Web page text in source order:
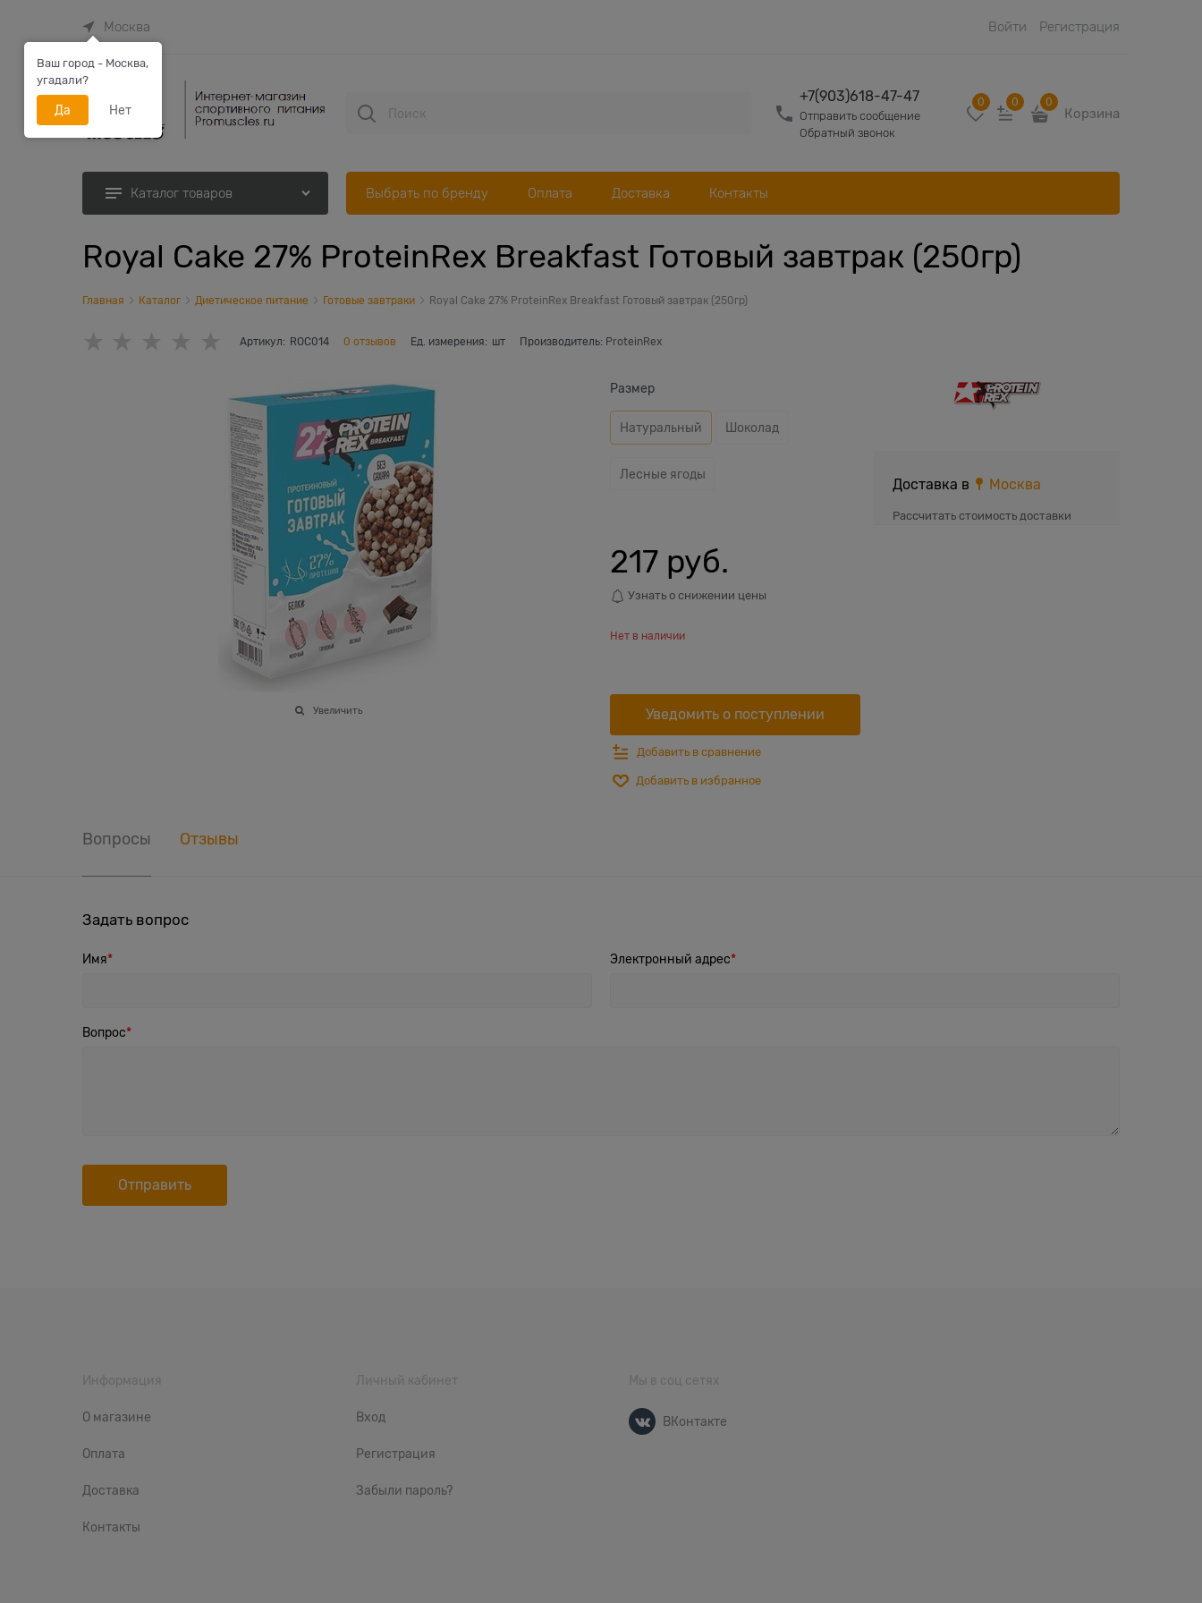
Москва Войти Регистрация
+7(903)618-47-47
Отправить сообщение
Обратный звонок
0 0 0
Корзина
Каталог товаров Выбрать по бренду Оплата Доставка Контакты
Royal Cake 27% ProteinRex Breakfast Готовый завтрак (250гр)
Главная Каталог Диетическое питание Готовые завтраки Royal Cake 27% ProteinRex Breakfast Готовый завтрак (250гр)
Артикул: ROC014 0 отзывов Ед. измерения: шт Производитель: ProteinRex
Увеличить
Размер
Натуральный Шоколад
Лесные ягоды
217 руб.
Узнать о снижении цены
Нет в наличии
Уведомить о поступлении
Добавить в сравнение
Добавить в избранное
Доставка в Москва
Рассчитать стоимость доставки
Вопросы Отзывы
Задать вопрос
Имя Электронный адрес
Вопрос
Информация
О магазине
Оплата
Доставка
Контакты
Личный кабинет
Вход
Регистрация
Забыли пароль?
Мы в соц сетях
ВКонтакте
Ваш город - Москва,
угадали?
Да Нет